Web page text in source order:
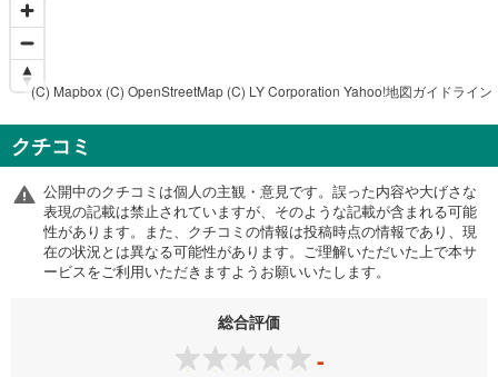
(C) Mapbox (C) OpenStreetMap (C) LY Corporation Yahoo!地図ガイドライン
クチコミ
公開中のクチコミは個人の主観・意見です。誤った内容や大げさな
表現の記載は禁止されていますが、そのような記載が含まれる可能
性があります。また、クチコミの情報は投稿時点の情報であり、現
在の状況とは異なる可能性があります。ご理解いただいた上で本サ
ービスをご利用いただきますようお願いいたします。
総合評価
-